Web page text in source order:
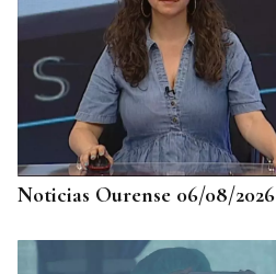
Noticias Ourense 06/08/2026